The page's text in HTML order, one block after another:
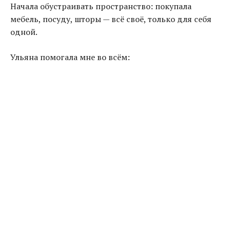
Начала обустраивать пространство: покупала
мебель, посуду, шторы — всё своё, только для себя
одной.
Ульяна помогала мне во всём: